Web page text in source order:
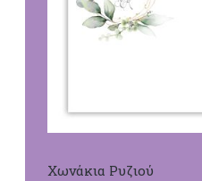
Χωνάκια Ρυζιού